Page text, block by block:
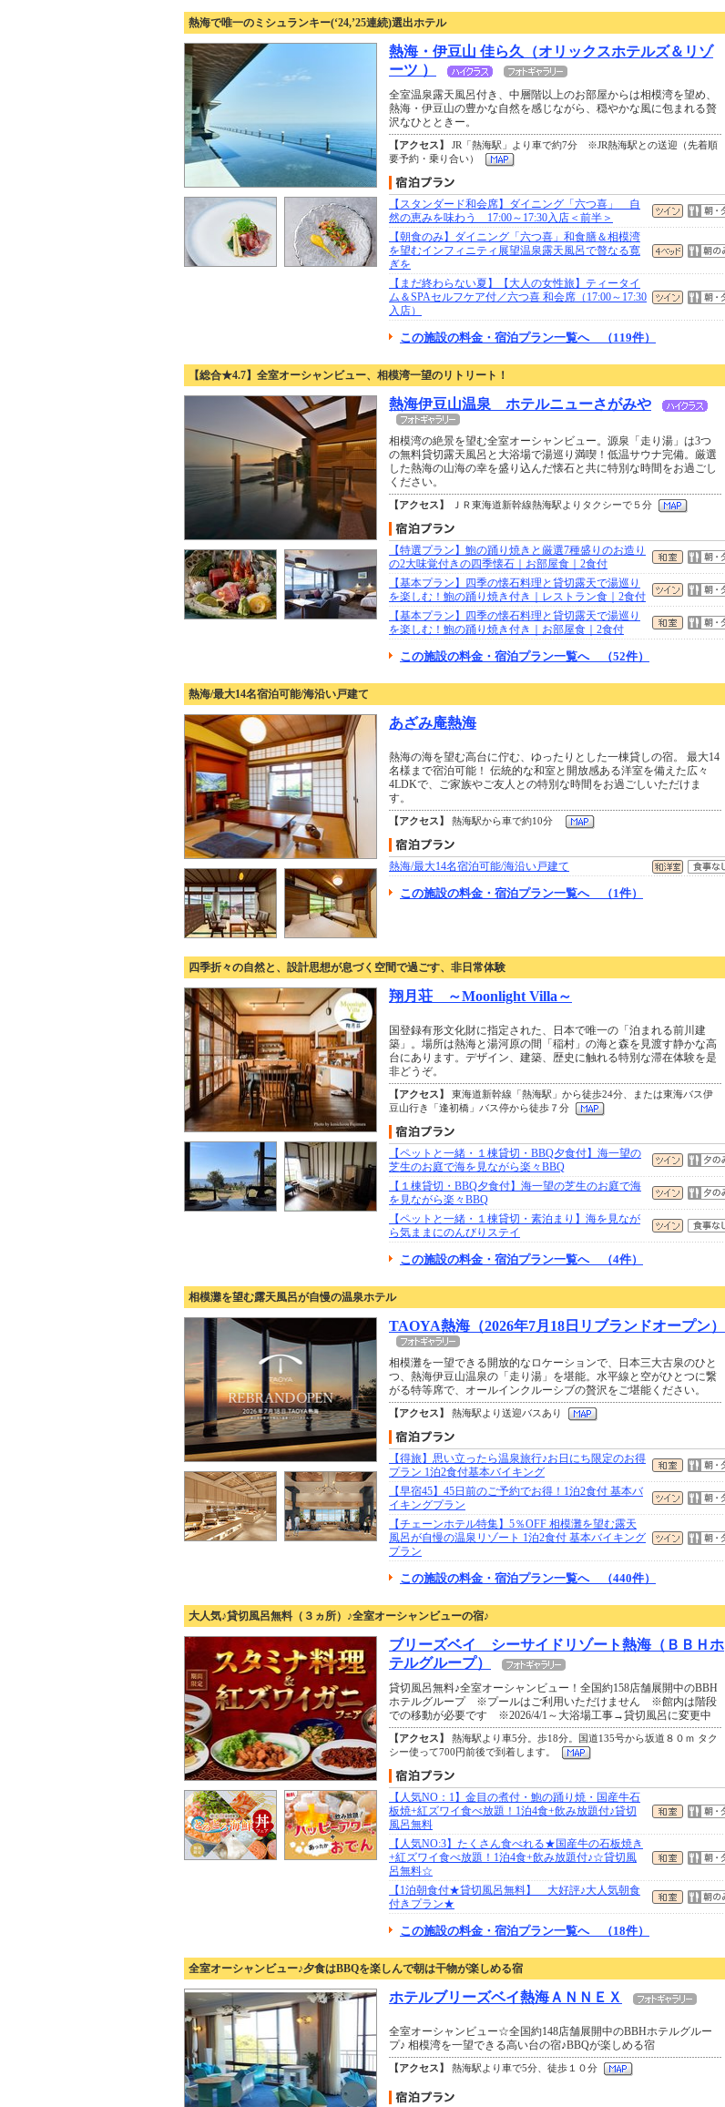
熱海で唯一のミシュランキー(‘24,’25連続)選出ホテル
熱海・伊豆山 佳ら久（オリックスホテルズ＆リゾ
ーツ ）
全室温泉露天風呂付き、中層階以上のお部屋からは相模湾を望め、
熱海・伊豆山の豊かな自然を感じながら、穏やかな風に包まれる贅
沢なひとときー。
【アクセス】
JR「熱海駅」より車で約7分 ※JR熱海駅との送迎（先着順
要予約・乗り合い）
【スタンダード和会席】ダイニング「六つ喜」 自
然の恵みを味わう 17:00～17:30入店＜前半＞
【朝食のみ】ダイニング「六つ喜」和食膳＆相模湾
を望むインフィニティ展望温泉露天風呂で贅なる寛
ぎを
【まだ終わらない夏】【大人の女性旅】ティータイ
ム＆SPAセルフケア付／六つ喜 和会席（17:00～17:30
入店）
この施設の料金・宿泊プラン一覧へ （119件）
【総合★4.7】全室オーシャンビュー、相模湾一望のリトリート！
熱海伊豆山温泉 ホテルニューさがみや
相模湾の絶景を望む全室オーシャンビュー。源泉「走り湯」は3つ
の無料貸切露天風呂と大浴場で湯巡り満喫！低温サウナ完備。厳選
した熱海の山海の幸を盛り込んだ懐石と共に特別な時間をお過ごし
ください。
【アクセス】 ＪＲ東海道新幹線熱海駅よりタクシーで５分
【特選プラン】鮑の踊り焼きと厳選7種盛りのお造り
の2大味覚付きの四季懐石｜お部屋食｜2食付
【基本プラン】四季の懐石料理と貸切露天で湯巡り
を楽しむ！鮑の踊り焼き付き｜レストラン食｜2食付
【基本プラン】四季の懐石料理と貸切露天で湯巡り
を楽しむ！鮑の踊り焼き付き｜お部屋食｜2食付
この施設の料金・宿泊プラン一覧へ （52件）
熱海/最大14名宿泊可能/海沿い戸建て
あざみ庵熱海
熱海の海を望む高台に佇む、ゆったりとした一棟貸しの宿。 最大14
名様まで宿泊可能！ 伝統的な和室と開放感ある洋室を備えた広々
4LDKで、ご家族やご友人との特別な時間をお過ごしいただけま
す。
【アクセス】 熱海駅から車で約10分
熱海/最大14名宿泊可能/海沿い戸建て
この施設の料金・宿泊プラン一覧へ （1件）
四季折々の自然と、設計思想が息づく空間で過ごす、非日常体験
翔月荘 ～Moonlight Villa～
国登録有形文化財に指定された、日本で唯一の「泊まれる前川建
築」。場所は熱海と湯河原の間「稲村」の海と森を見渡す静かな高
台にあります。デザイン、建築、歴史に触れる特別な滞在体験を是
非どうぞ。
【アクセス】
東海道新幹線「熱海駅」から徒歩24分、または東海バス伊
豆山行き「逢初橋」バス停から徒歩７分
【ペットと一緒・１棟貸切・BBQ夕食付】海一望の
芝生のお庭で海を見ながら楽々BBQ
【１棟貸切・BBQ夕食付】海一望の芝生のお庭で海
を見ながら楽々BBQ
【ペットと一緒・１棟貸切・素泊まり】海を見なが
ら気ままにのんびりステイ
この施設の料金・宿泊プラン一覧へ （4件）
相模灘を望む露天風呂が自慢の温泉ホテル
TAOYA熱海（2026年7月18日リブランドオープン）
相模灘を一望できる開放的なロケーションで、日本三大古泉のひと
つ、熱海伊豆山温泉の「走り湯」を堪能。水平線と空がひとつに繋
がる特等席で、オールインクルーシブの贅沢をご堪能ください。
【アクセス】 熱海駅より送迎バスあり
【得旅】思い立ったら温泉旅行♪お日にち限定のお得
プラン 1泊2食付基本バイキング
【早宿45】45日前のご予約でお得！1泊2食付 基本バ
イキングプラン
【チェーンホテル特集】5％OFF 相模灘を望む露天
風呂が自慢の温泉リゾート 1泊2食付 基本バイキング
プラン
この施設の料金・宿泊プラン一覧へ （440件）
大人気♪貸切風呂無料（３ヵ所）♪全室オーシャンビューの宿♪
ブリーズベイ シーサイドリゾート熱海（ＢＢＨホ
テルグループ）
貸切風呂無料♪全室オーシャンビュー！全国約158店舗展開中のBBH
ホテルグループ ※プールはご利用いただけません ※館内は階段
での移動が必要です ※2026/4/1～大浴場工事→貸切風呂に変更中
【アクセス】
熱海駅より車5分。歩18分。国道135号から坂道８０ｍ タク
シー使って700円前後で到着します。
【人気NO：1】金目の煮付・鮑の踊り焼・国産牛石
板焼+紅ズワイ食べ放題！1泊4食+飲み放題付♪貸切
風呂無料
【人気NO:3】たくさん食べれる★国産牛の石板焼き
+紅ズワイ食べ放題！1泊4食+飲み放題付♪☆貸切風
呂無料☆
【1泊朝食付★貸切風呂無料】 大好評♪大人気朝食
付きプラン★
この施設の料金・宿泊プラン一覧へ （18件）
全室オーシャンビュー♪夕食はBBQを楽しんで朝は干物が楽しめる宿
ホテルブリーズベイ熱海ＡＮＮＥＸ
全室オーシャンビュー☆全国約148店舗展開中のBBHホテルグルー
プ♪ 相模湾を一望できる高い台の宿♪BBQが楽しめる宿
【アクセス】 熱海駅より車で5分、徒歩１０分